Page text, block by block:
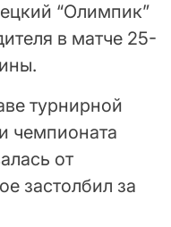
“Олимпик”
в матче 25-
турнирной
чемпионата
от
застолбил за